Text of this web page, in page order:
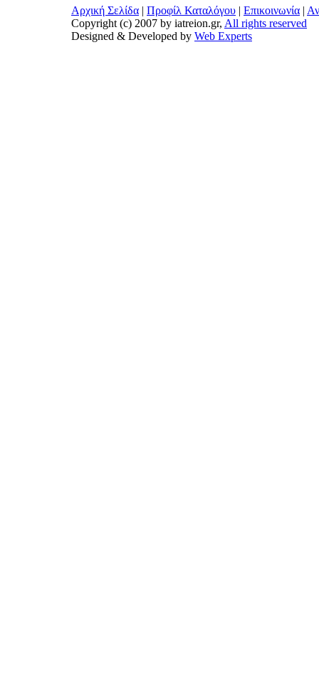
Αρχική Σελίδα | Προφίλ Καταλόγου | Επικοινωνία |
Copyright (c) 2007 by iatreion.gr, All rights reserved
Designed & Developed by Web Experts